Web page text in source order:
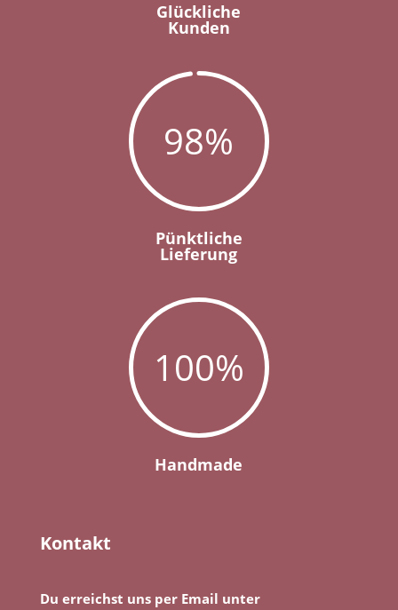
Glückliche
Kunden
98%
Pünktliche
Lieferung
100%
Handmade
Kontakt
Du erreichst uns per Email unter